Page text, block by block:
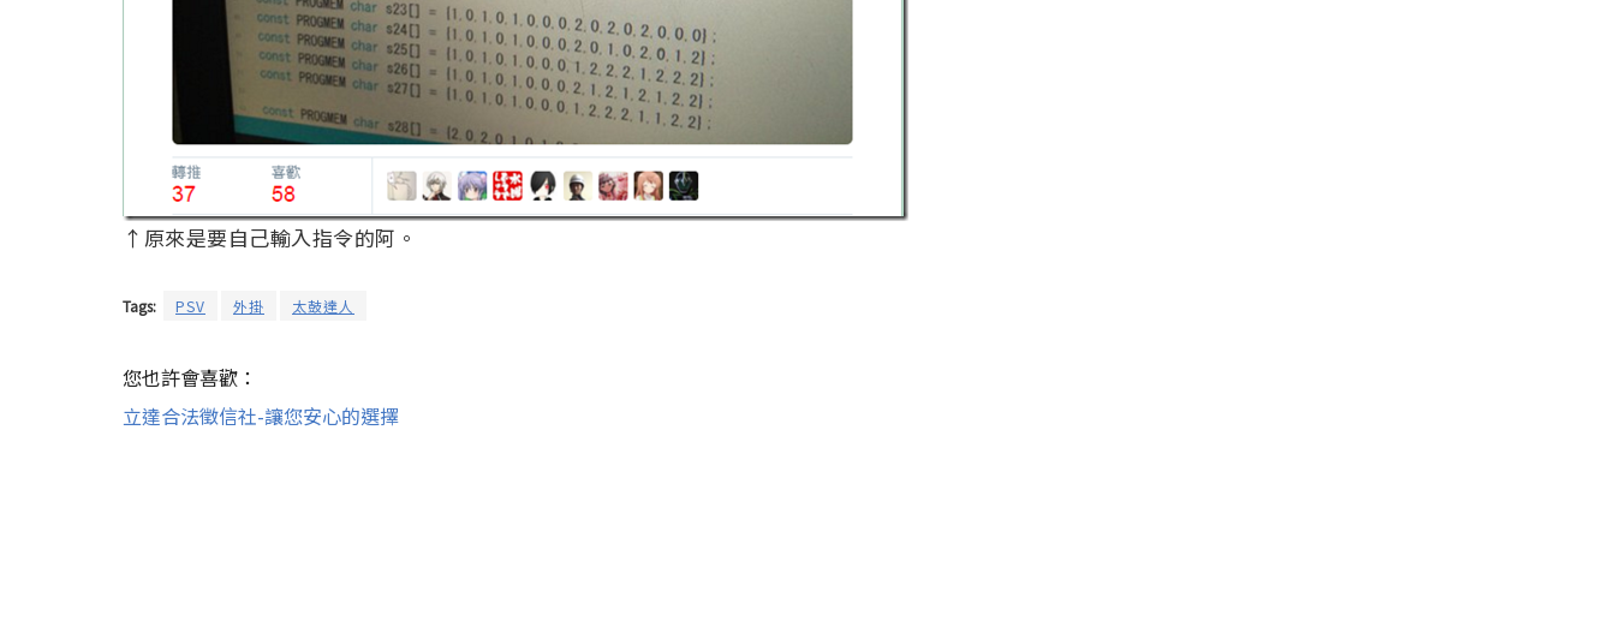
↑原來是要自己輸入指令的阿。
Tags: PSV 外掛 太鼓達人
您也許會喜歡：
立達合法徵信社-讓您安心的選擇